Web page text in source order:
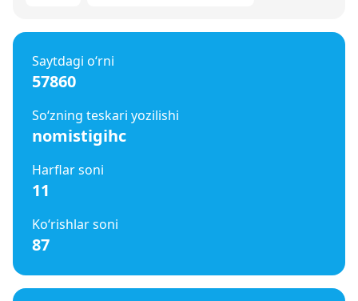
Saytdagi o‘rni
57860
So‘zning teskari yozilishi
nomistigihc
Harflar soni
11
Ko‘rishlar soni
87